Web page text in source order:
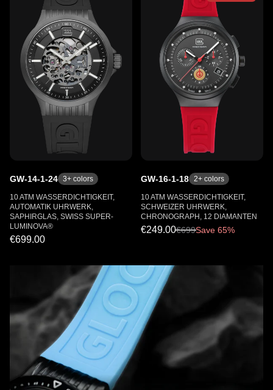
GW-14-1-24 3+ colors
10 ATM WASSERDICHTIGKEIT,
AUTOMATIK UHRWERK,
SAPHIRGLAS, SWISS SUPER-
LUMINOVA®
€699.00
GW-16-1-18 2+ colors
10 ATM WASSERDICHTIGKEIT,
SCHWEIZER UHRWERK,
CHRONOGRAPH, 12 DIAMANTEN
€249.00€699Save 65%